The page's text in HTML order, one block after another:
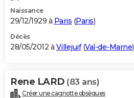
Naissance
29/12/1929 à Paris (Paris)
Décès
28/05/2012 à Villejuif(Val-de-Marne)
Rene LARD (83 ans)
Créer une cagnotte obsèques